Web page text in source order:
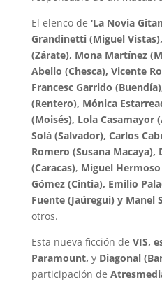
El elenco de ‘La Novia
Grandinetti (Miguel
(Zárate), Mona Martínez
Abello (Chesca), Vicente
Francesc Garrido
(Rentero), Mónica
(Moisés), Lola Casamayor
Solá (Salvador), Carlos
Romero (Susana Macaya),
(Caracas), Miguel
Gómez (Cintia), Emilio
Fuente (Jaúregui) y Manel
otros.
Esta nueva ficción de VIS,
Paramount, y Diagonal
participación de